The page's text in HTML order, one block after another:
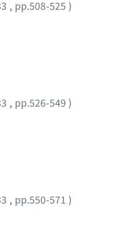
, pp.508-525 )
, pp.526-549 )
, pp.550-571 )